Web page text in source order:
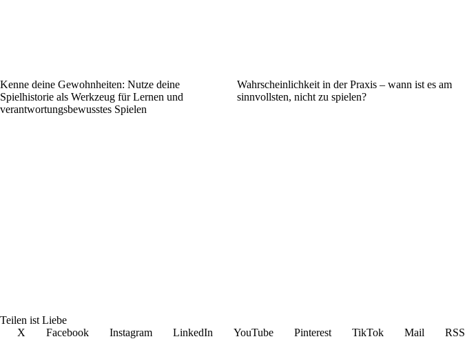
Kenne deine Gewohnheiten: Nutze deine
Spielhistorie als Werkzeug für Lernen und
verantwortungsbewusstes Spielen
Wahrscheinlichkeit in der Praxis – wann ist es am
sinnvollsten, nicht zu spielen?
Teilen ist Liebe
X
Facebook Instagram LinkedIn YouTube Pinterest TikTok Mail
RSS